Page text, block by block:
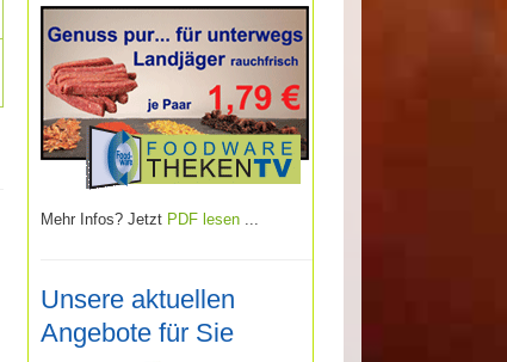
Mehr Infos? Jetzt PDF lesen ...
Unsere aktuellen
Angebote für Sie